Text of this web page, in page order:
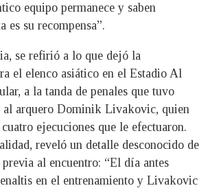
equipo permanece y saben
es su recompensa”.
se refirió a lo que dejó la
el elenco asiático en el Estadio Al
a la tanda de penales que tuvo
al arquero Dominik Livakovic, quien
ejecuciones que le efectuaron.
reveló un detalle desconocido de
al encuentro: “El día antes
en el entrenamiento y Livakovic